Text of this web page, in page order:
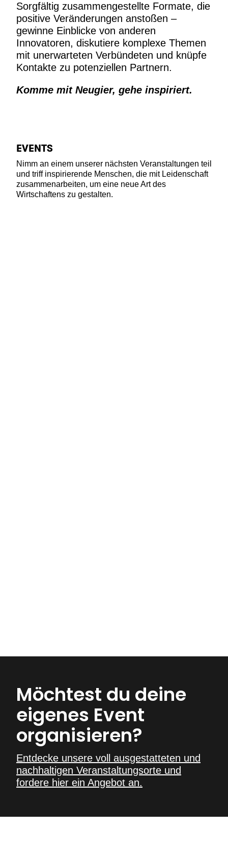
Sorgfältig zusammengestellte Formate, die
positive Veränderungen anstoßen –
gewinne Einblicke von anderen
Innovatoren, diskutiere komplexe Themen
mit unerwarteten Verbündeten und knüpfe
Kontakte zu potenziellen Partnern.
Komme mit Neugier, gehe inspiriert.
EVENTS
Nimm an einem unserer nächsten Veranstaltungen teil
und triff inspirierende Menschen, die mit Leidenschaft
zusammenarbeiten, um eine neue Art des
Wirtschaftens zu gestalten.
Möchtest du deine
eigenes Event
organisieren?
Entdecke unsere voll ausgestatteten und
nachhaltigen Veranstaltungsorte und
fordere hier ein Angebot an.